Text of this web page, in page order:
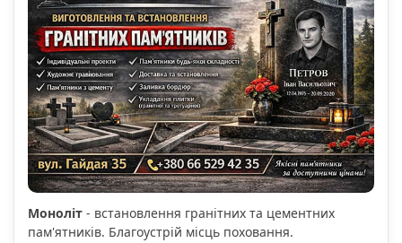
Моноліт - встановлення гранітних та цементних
пам'ятників. Благоустрій місць поховання.